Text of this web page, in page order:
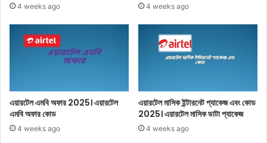
4 weeks ago 4 weeks ago
এয়ারটেল এমবি অফার 2025। এয়ারটেল
এমবি অফার কোড
4 weeks ago
এয়ারটেল মাসিক ইন্টারনেট প্যাকেজ এবং কোড
2025। এয়ারটেল মাসিক ডাটা প্যাকেজ
4 weeks ago